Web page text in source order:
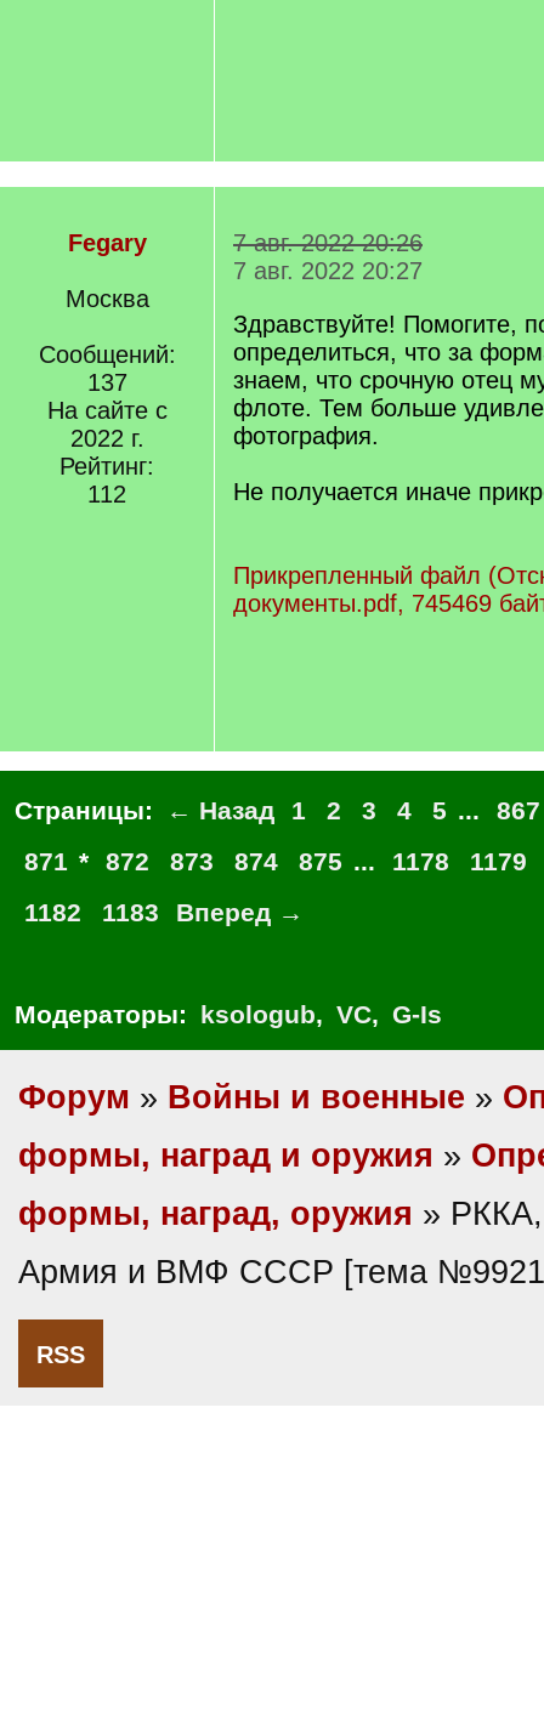
Fegary
Москва
Сообщений:
137
На сайте с
2022 г.
Рейтинг:
112
7 авг. 2022 20:26
7 авг. 2022 20:27
Здравствуйте! Помогите,
определиться, что за
знаем, что срочную отец
флоте. Тем больше
фотография.
Не получается иначе
Прикрепленный файл
документы.pdf, 745469
Страницы: ← Назад 1 2 3 4 5 ...
867
871 * 872 873 874 875 ... 1178
1179
1182
1183 Вперед →
Модераторы: ksologub, VC, G-Is
Форум » Войны и военные »
формы, наград и оружия »
формы, наград, оружия »
Армия и ВМФ СССР [тема
RSS